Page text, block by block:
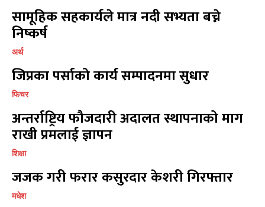
सामूहिक सहकार्यले मात्र नदी सभ्यता बच्ने
निष्कर्ष
अर्थ
जिप्रका पर्साको कार्य सम्पादनमा सुधार
फिचर
अन्तर्राष्ट्रिय फौजदारी अदालत स्थापनाको माग
राखी प्रमलाई ज्ञापन
शिक्षा
जजक गरी फरार कसुरदार केशरी गिरफ्तार
मधेश